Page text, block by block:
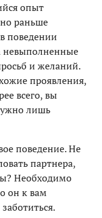
опыт
раньше
поведении
невыполненные
и желаний.
проявления,
всего, вы
лишь
поведение. Не
партнера,
Необходимо
он к вам